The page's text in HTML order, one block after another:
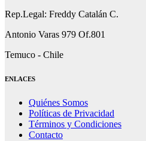
Rep.Legal: Freddy Catalán C.
Antonio Varas 979 Of.801
Temuco - Chile
ENLACES
Quiénes Somos
Políticas de Privacidad
Términos y Condiciones
Contacto